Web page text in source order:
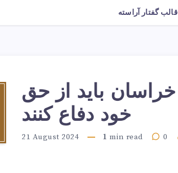
گفتار آراسته
باید از حق
خود دفاع کنند
21 August 2024 1 min read 0